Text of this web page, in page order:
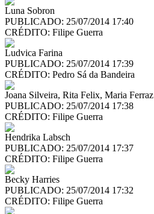
Luna Sobron
PUBLICADO: 25/07/2014 17:40
CRÉDITO: Filipe Guerra
Ludvica Farina
PUBLICADO: 25/07/2014 17:39
CRÉDITO: Pedro Sá da Bandeira
Joana Silveira, Rita Felix, Maria Ferraz
PUBLICADO: 25/07/2014 17:38
CRÉDITO: Filipe Guerra
Hendrika Labsch
PUBLICADO: 25/07/2014 17:37
CRÉDITO: Filipe Guerra
Becky Harries
PUBLICADO: 25/07/2014 17:32
CRÉDITO: Filipe Guerra